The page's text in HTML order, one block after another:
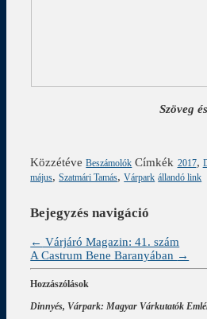
Szöveg
Közzétéve Beszámolók Címkék 2017,
május,Szatmári Tamás,Várpark állandó link
Bejegyzés navigáció
← Várjáró Magazin: 41. szám
A Castrum Bene Baranyában →
Hozzászólások
Dinnyés, Várpark: Magyar Várkutatók